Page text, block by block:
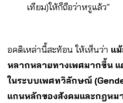
เทียม)ให้ก็ถือว่าหรูแล้ว”
อคติเหล่านี้สะท้อน ให้เห็นว่า แ
หลากหลายทางเพศมากขึ้น
ในระบบเพศทวิลักษณ์
แกนหลักของสังคมและกฎหม